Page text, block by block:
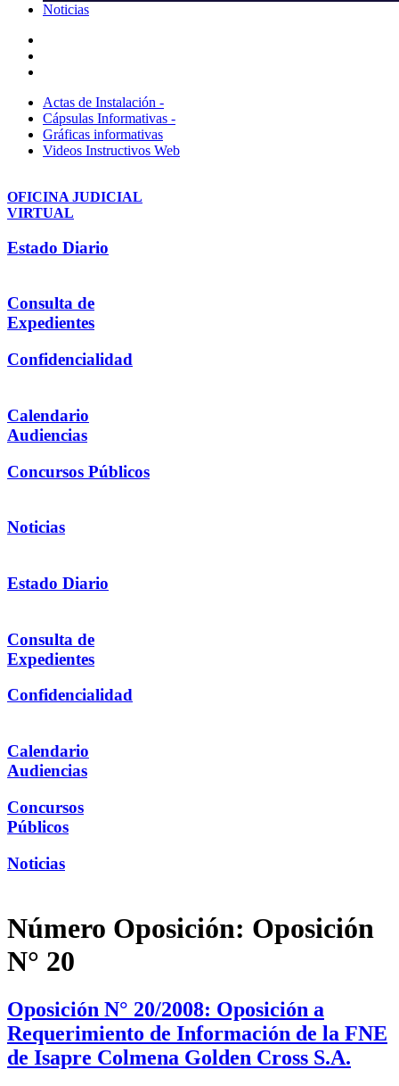
Noticias
Actas de Instalación -
Cápsulas Informativas -
Gráficas informativas
Videos Instructivos Web
OFICINA JUDICIAL
VIRTUAL
Estado Diario
Consulta de
Expedientes
Confidencialidad
Calendario
Audiencias
Concursos Públicos
Noticias
Estado Diario
Consulta de
Expedientes
Confidencialidad
Calendario
Audiencias
Concursos
Públicos
Noticias
Número Oposición: Oposición
N° 20
Oposición N° 20/2008: Oposición a
Requerimiento de Información de la FNE
de Isapre Colmena Golden Cross S.A.